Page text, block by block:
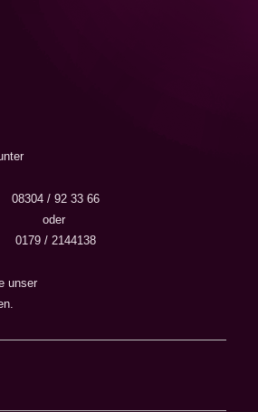
08304 / 92 33 66
oder
0179 / 2144138
unser